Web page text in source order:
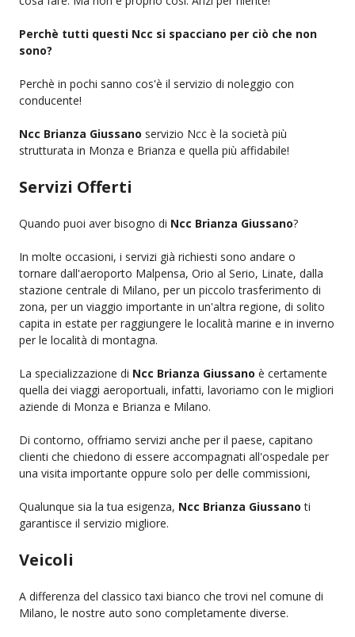
Perchè tutti questi Ncc si spacciano per ciò che non
sono?
Perchè in pochi sanno cos'è il servizio di noleggio con
conducente!
Ncc Brianza Giussano servizio Ncc è la società più
strutturata in Monza e Brianza e quella più affidabile!
Servizi Offerti
Quando puoi aver bisogno di Ncc Brianza Giussano?
In molte occasioni, i servizi già richiesti sono andare o
tornare dall'aeroporto Malpensa, Orio al Serio, Linate, dalla
stazione centrale di Milano, per un piccolo trasferimento di
zona, per un viaggio importante in un'altra regione, di solito
capita in estate per raggiungere le località marine e in inverno
per le località di montagna.
La specializzazione di Ncc Brianza Giussano è certamente
quella dei viaggi aeroportuali, infatti, lavoriamo con le migliori
aziende di Monza e Brianza e Milano.
Di contorno, offriamo servizi anche per il paese, capitano
clienti che chiedono di essere accompagnati all'ospedale per
una visita importante oppure solo per delle commissioni,
Qualunque sia la tua esigenza, Ncc Brianza Giussano ti
garantisce il servizio migliore.
Veicoli
A differenza del classico taxi bianco che trovi nel comune di
Milano, le nostre auto sono completamente diverse.